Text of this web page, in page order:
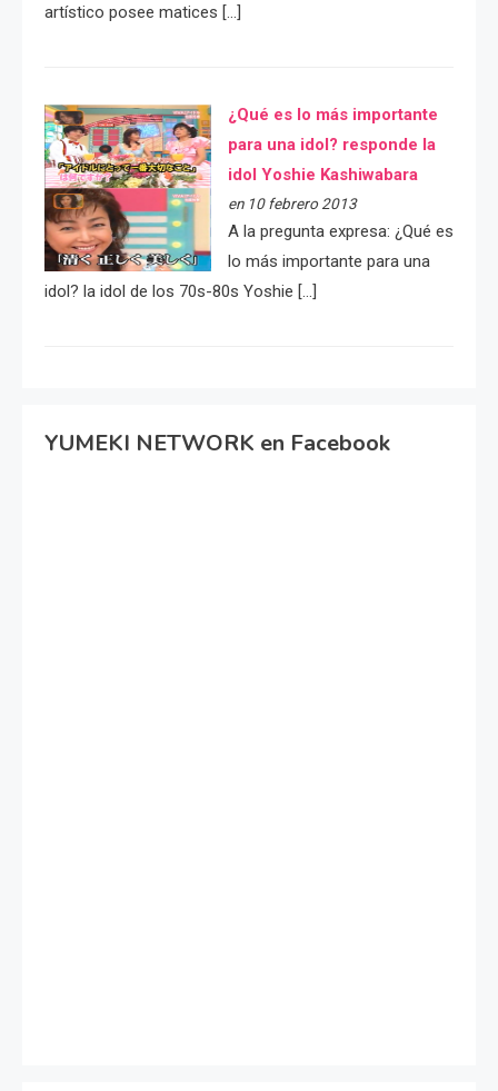
artístico posee matices […]
¿Qué es lo más importante
para una idol? responde la
idol Yoshie Kashiwabara
en 10 febrero 2013
A la pregunta expresa: ¿Qué es
lo más importante para una
idol? la idol de los 70s-80s Yoshie […]
YUMEKI NETWORK en Facebook